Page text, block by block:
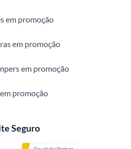
em promoção
em promoção
em promoção
promoção
Seguro